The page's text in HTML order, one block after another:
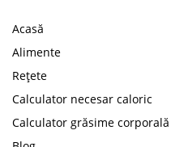
Acasă
Alimente
Rețete
Calculator necesar caloric
Calculator grăsime corporală